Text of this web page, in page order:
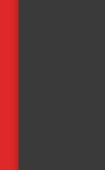
عامين على
واستمع
وكيل أول
المشكلة